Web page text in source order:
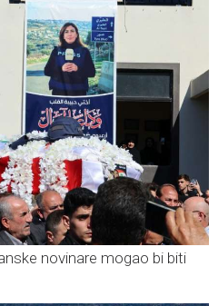
novinare mogao bi biti